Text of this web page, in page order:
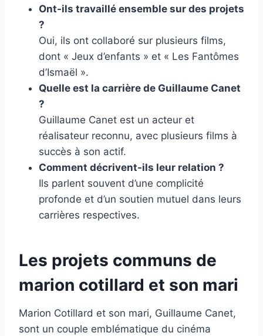
Ont-ils travaillé ensemble sur des projets
?
Oui, ils ont collaboré sur plusieurs films,
dont « Jeux d’enfants » et « Les Fantômes
d’Ismaël ».
Quelle est la carrière de Guillaume Canet
?
Guillaume Canet est un acteur et
réalisateur reconnu, avec plusieurs films à
succès à son actif.
Comment décrivent-ils leur relation ?
Ils parlent souvent d’une complicité
profonde et d’un soutien mutuel dans leurs
carrières respectives.
Les projets communs de
marion cotillard et son mari
Marion Cotillard et son mari, Guillaume Canet,
sont un couple emblématique du cinéma